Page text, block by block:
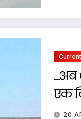
…अब
एक
20